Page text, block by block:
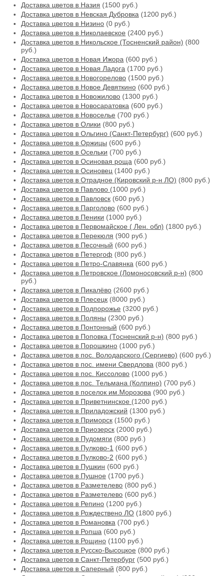
Доставка цветов в Назия (1500 руб.)
Доставка цветов в Невская Дубровка (1200 руб.)
Доставка цветов в Низино (0 руб.)
Доставка цветов в Николаевское (2400 руб.)
Доставка цветов в Никольское (Тосненский район) (800
руб.)
Доставка цветов в Новая Ижора (600 руб.)
Доставка цветов в Новая Ладога (1700 руб.)
Доставка цветов в Новогорелово (1500 руб.)
Доставка цветов в Новое Девяткино (600 руб.)
Доставка цветов в Новожилово (1300 руб.)
Доставка цветов в Новосаратовка (600 руб.)
Доставка цветов в Новоселье (700 руб.)
Доставка цветов в Олики (800 руб.)
Доставка цветов в Ольгино (Санкт-Петербург) (600 руб.)
Доставка цветов в Оржицы (600 руб.)
Доставка цветов в Осельки (700 руб.)
Доставка цветов в Осиновая роща (600 руб.)
Доставка цветов в Осиновец (1400 руб.)
Доставка цветов в Отрадное (Кировский р-н ЛО) (800 руб.)
Доставка цветов в Павлово (1000 руб.)
Доставка цветов в Павловск (600 руб.)
Доставка цветов в Парголово (600 руб.)
Доставка цветов в Пеники (1000 руб.)
Доставка цветов в Первомайское ( Лен. обл) (1800 руб.)
Доставка цветов в Перекюля (900 руб.)
Доставка цветов в Песочный (600 руб.)
Доставка цветов в Петергоф (800 руб.)
Доставка цветов в Петро-Славянка (600 руб.)
Доставка цветов в Петровское (Ломоносовский р-н) (800
руб.)
Доставка цветов в Пикалёво (2600 руб.)
Доставка цветов в Плесецк (8000 руб.)
Доставка цветов в Подпорожье (3200 руб.)
Доставка цветов в Поляны (2300 руб.)
Доставка цветов в Понтонный (600 руб.)
Доставка цветов в Поповка (Тосненский р-н) (800 руб.)
Доставка цветов в Порошкино (1000 руб.)
Доставка цветов в пос. Володарского (Сергиево) (600 руб.)
Доставка цветов в пос. имени Свердлова (800 руб.)
Доставка цветов в пос. Киссолово (1000 руб.)
Доставка цветов в пос. Тельмана (Колпино) (700 руб.)
Доставка цветов в поселок им.Морозова (900 руб.)
Доставка цветов в Приветнинское (1200 руб.)
Доставка цветов в Приладожский (1300 руб.)
Доставка цветов в Приморск (1500 руб.)
Доставка цветов в Приозерск (2000 руб.)
Доставка цветов в Пудомяги (800 руб.)
Доставка цветов в Пулково-1 (600 руб.)
Доставка цветов в Пулково-2 (600 руб.)
Доставка цветов в Пушкин (600 руб.)
Доставка цветов в Пушное (1700 руб.)
Доставка цветов в Разметелево (800 руб.)
Доставка цветов в Разметелево (600 руб.)
Доставка цветов в Репино (1200 руб.)
Доставка цветов в Рождествено ЛО (1800 руб.)
Доставка цветов в Романовка (700 руб.)
Доставка цветов в Ропша (600 руб.)
Доставка цветов в Рощино (1100 руб.)
Доставка цветов в Русско-Высоцкое (800 руб.)
Доставка цветов в Санкт-Петербург (500 руб.)
Доставка цветов в Саперный (800 руб.)